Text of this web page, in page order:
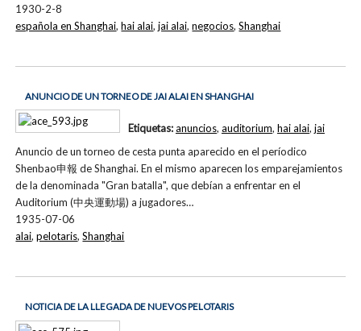
1930-2-8
española en Shanghai,hai alai,jai alai,negocios,Shanghai
ANUNCIO DE UN TORNEO DE JAI ALAI EN SHANGHAI
Anuncio de un torneo de cesta punta aparecido en el períodico
Shenbao申報 de Shanghai. En el mismo aparecen los emparejamientos
de la denominada "Gran batalla", que debían a enfrentar en el
Auditorium (中央運動場) a jugadores…
1935-07-06
Etiquetas:anuncios, auditorium, hai alai, jai
alai,pelotaris,Shanghai
NOTICIA DE LA LLEGADA DE NUEVOS PELOTARIS